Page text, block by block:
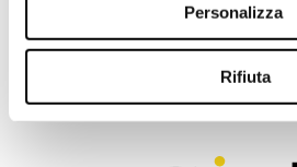
cookie di profilazione,
riportati. Puoi avere maggiori
l’Informativa estesa cookie. La
banner comporterà il permanere
comunque modificare le tue scelte
Personalizza
Rifiuta